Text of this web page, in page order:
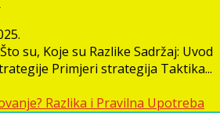
su, Koje su Razlike Sadržaj: Uvod
Primjeri strategija Taktika...
Razlika i Pravilna Upotreba